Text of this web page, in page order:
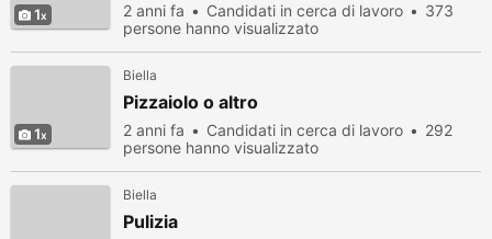
1 2 anni fa Candidati in cerca di lavoro
373
persone hanno visualizzato
1
Biella
Pizzaiolo o altro
2 anni fa Candidati in cerca di lavoro
292
persone hanno visualizzato
Biella
Pulizia